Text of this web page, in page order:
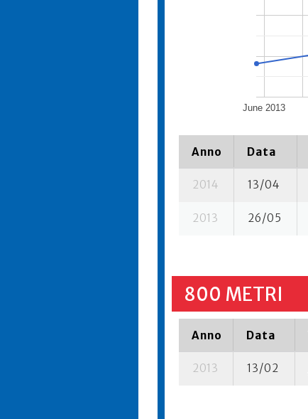
June 2013
Anno Data
2014 13/04
2013 26/05
800 METRI
Anno Data
2013 13/02